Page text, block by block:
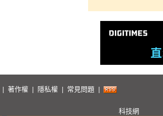
著作權 隱私權 常見問題
科技網